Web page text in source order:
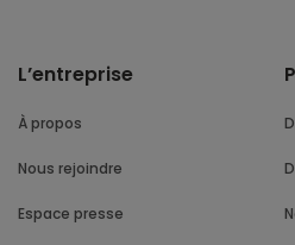
L’entreprise
À propos
Nous rejoindre
Espace presse